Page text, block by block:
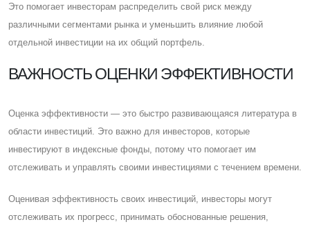
Это помогает инвесторам распределить свой риск между
различными сегментами рынка и уменьшить влияние любой
отдельной инвестиции на их общий портфель.
ВАЖНОСТЬ ОЦЕНКИ ЭФФЕКТИВНОСТИ
Оценка эффективности — это быстро развивающаяся литература в
области инвестиций. Это важно для инвесторов, которые
инвестируют в индексные фонды, потому что помогает им
отслеживать и управлять своими инвестициями с течением времени.
Оценивая эффективность своих инвестиций, инвесторы могут
отслеживать их прогресс, принимать обоснованные решения,